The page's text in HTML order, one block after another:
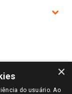
×
do usuário. Ao